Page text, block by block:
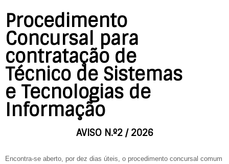
Procedimento
Concursal para
contratação de
Técnico de Sistemas
e Tecnologias de
Informação
AVISO N.º2 / 2026
Encontra-se aberto, por dez dias úteis, o procedimento concursal comum